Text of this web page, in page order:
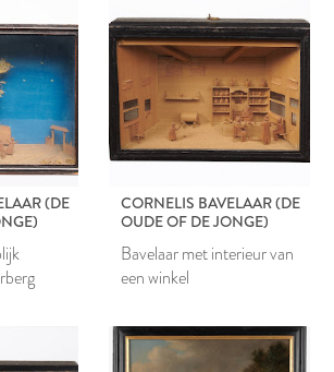
(DE
CORNELIS BAVELAAR (DE
OUDE OF DE JONGE)
Bavelaar met interieur van
een winkel